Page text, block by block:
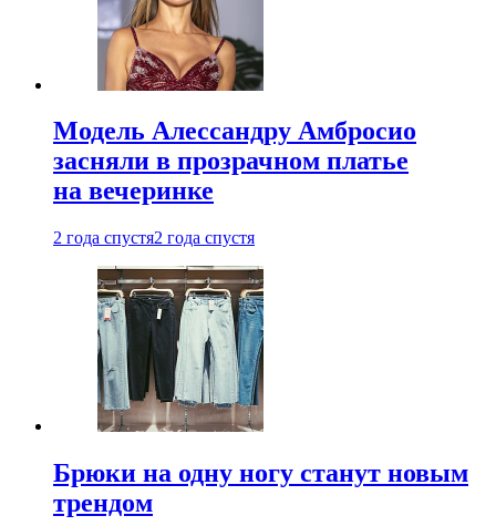
Модель Алессандру Амбросио
засняли в прозрачном платье
на вечеринке
2 года спустя2 года спустя
Брюки на одну ногу станут новым
трендом